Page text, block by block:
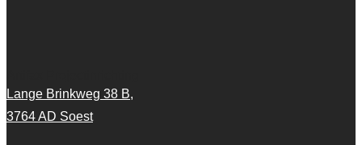
Lange Brinkweg 38 B,
3764 AD Soest